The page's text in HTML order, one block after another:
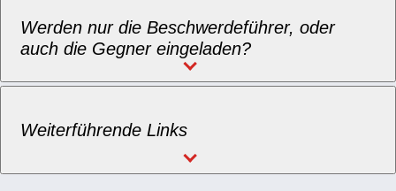
Werden nur die Beschwerdeführer, oder
auch die Gegner eingeladen?
Weiterführende Links